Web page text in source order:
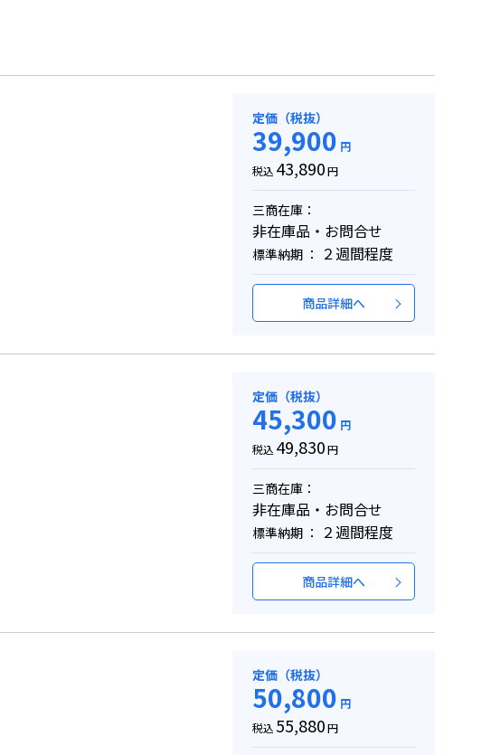
定価（税抜）
39,900 円
税込 43,890円
三商在庫：
非在庫品・お問合せ
標準納期 ： ２週間程度
商品詳細へ
定価（税抜）
45,300 円
税込 49,830円
三商在庫：
非在庫品・お問合せ
標準納期 ： ２週間程度
商品詳細へ
定価（税抜）
50,800 円
税込 55,880円